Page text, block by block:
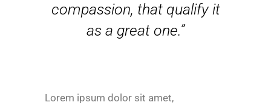
compassion, that qualify it
as a great one.”
Lorem ipsum dolor sit amet,